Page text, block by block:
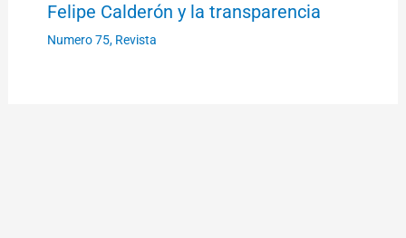
Felipe Calderón y la transparencia
Numero 75, Revista